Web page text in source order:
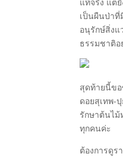
เป็นผืนป่า
อนุรักษ์สิ่งแ
ธรรมชาติ
สุดท้ายนี้ข
ดอยสุเทพ-
รักษาต้นไม้
ทุกคนค่ะ
ต้องการดูร